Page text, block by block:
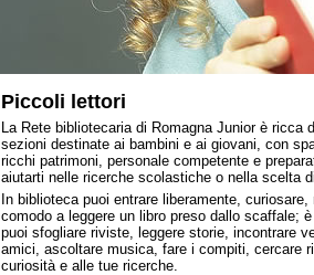
Piccoli lettori
La Rete bibliotecaria di Romagna Junior è ricca
sezioni destinate ai bambini e ai giovani, con
ricchi patrimoni, personale competente e
aiutarti nelle ricerche scolastiche o nella scelta
In biblioteca puoi entrare liberamente, curiosare,
comodo a leggere un libro preso dallo scaffale;
puoi sfogliare riviste, leggere storie, incontrare
amici, ascoltare musica, fare i compiti, cercare
curiosità e alle tue ricerche.